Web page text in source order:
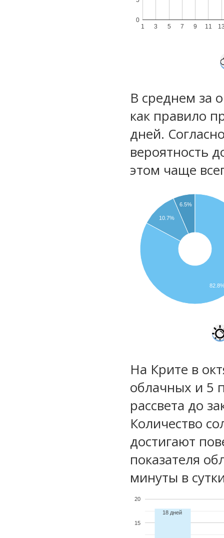
1 3 5 7 9 11
0
В среднем за
как правило
дней.
вероятность
этом чаще
6.5%
10.7%
На Крите в
облачных и 5
рассвета до
Количество
достигают
показателя
минуты в
15
20
18 дней